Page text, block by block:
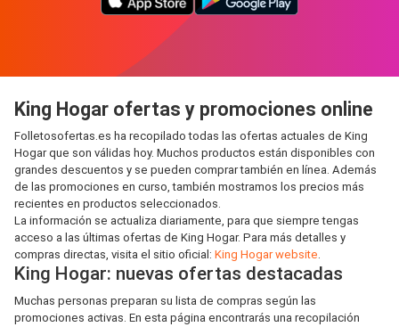
King Hogar ofertas y promociones online
Folletosofertas.es ha recopilado todas las ofertas actuales de King
Hogar que son válidas hoy. Muchos productos están disponibles con
grandes descuentos y se pueden comprar también en línea. Además
de las promociones en curso, también mostramos los precios más
recientes en productos seleccionados.
La información se actualiza diariamente, para que siempre tengas
acceso a las últimas ofertas de King Hogar. Para más detalles y
compras directas, visita el sitio oficial: King Hogar website.
King Hogar: nuevas ofertas destacadas
Muchas personas preparan su lista de compras según las
promociones activas. En esta página encontrarás una recopilación